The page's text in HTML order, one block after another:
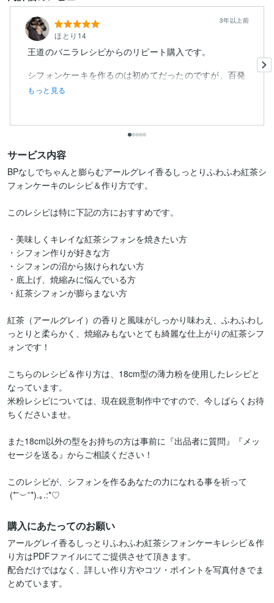
ほとり14
3年以上前
王道のバニラレシピからのリピート購入です。
シフォンケーキを作るのは初めてだったのですが、百発
百中でふわっふわのシフォ...
もっと見る
サービス内容
BPなしでちゃんと膨らむアールグレイ香るしっとりふわふわ紅茶シ
フォンケーキのレシピ＆作り方です。
このレシピは特に下記の方におすすめです。
・美味しくキレイな紅茶シフォンを焼きたい方
・シフォン作りが好きな方
・シフォンの沼から抜けられない方
・底上げ、焼縮みに悩んでいる方
・紅茶シフォンが膨らまない方
紅茶（アールグレイ）の香りと風味がしっかり味わえ、ふわふわし
っとりと柔らかく、焼縮みもないとても綺麗な仕上がりの紅茶シフ
ォンです！
こちらのレシピ＆作り方は、18cm型の薄力粉を使用したレシピと
なっています。
米粉レシピについては、現在鋭意制作中ですので、今しばらくお待
ちくださいませ。
また18cm以外の型をお持ちの方は事前に『出品者に質問』『メッ
セージを送る』からご相談ください！
このレシピが、シフォンを作るあなたの力になれる事を祈って
(*˘︶˘*).｡.:*♡
購入にあたってのお願い
アールグレイ香るしっとりふわふわ紅茶シフォンケーキレシピ＆作
り方はPDFファイルにてご提供させて頂きます。
配合だけではなく、詳しい作り方やコツ・ポイントを写真付きでま
とめています。